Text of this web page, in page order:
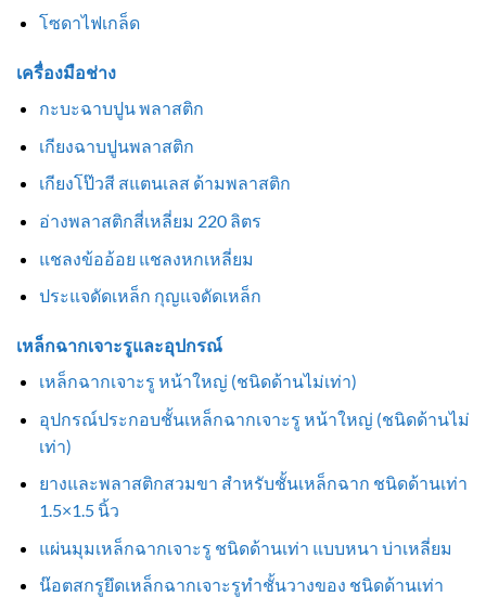
โซดาไฟเกล็ด
เครื่องมือช่าง
กะบะฉาบปูน พลาสติก
เกียงฉาบปูนพลาสติก
เกียงโป๊วสี สแตนเลส ด้ามพลาสติก
อ่างพลาสติกสี่เหลี่ยม 220 ลิตร
แชลงข้ออ้อย แชลงหกเหลี่ยม
ประแจดัดเหล็ก กุญแจดัดเหล็ก
เหล็กฉากเจาะรูและอุปกรณ์
เหล็กฉากเจาะรู หน้าใหญ่ (ชนิดด้านไม่เท่า)
อุปกรณ์ประกอบชั้นเหล็กฉากเจาะรู หน้าใหญ่ (ชนิดด้านไม่
เท่า)
ยางและพลาสติกสวมขา สำหรับชั้นเหล็กฉาก ชนิดด้านเท่า
1.5×1.5 นิ้ว
แผ่นมุมเหล็กฉากเจาะรู ชนิดด้านเท่า แบบหนา บ่าเหลี่ยม
น๊อตสกรูยึดเหล็กฉากเจาะรูทำชั้นวางของ ชนิดด้านเท่า